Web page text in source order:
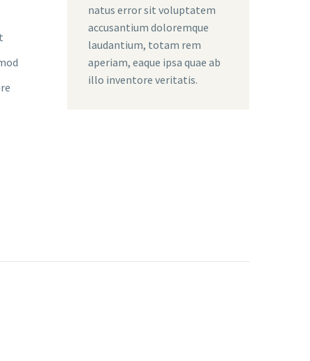
natus error sit voluptatem
accusantium doloremque
laudantium, totam rem
aperiam, eaque ipsa quae ab
illo inventore veritatis.